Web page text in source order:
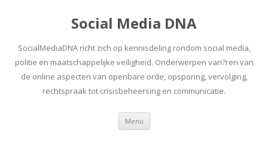
Social Media DNA
SocialMediaDNA richt zich op kennisdeling rondom social media,
politie en maatschappelijke veiligheid. Onderwerpen vari?ren van
de online aspecten van openbare orde, opsporing, vervolging,
rechtspraak tot crisisbeheersing en communicatie.
Menu Spring
inhoud